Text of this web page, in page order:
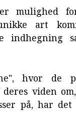
mulighed
art
indhegning
hvor de
viden
på, har det